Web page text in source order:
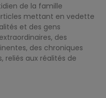
de la famille
mettant en vedette
et des gens
des
des chroniques
aux réalités de